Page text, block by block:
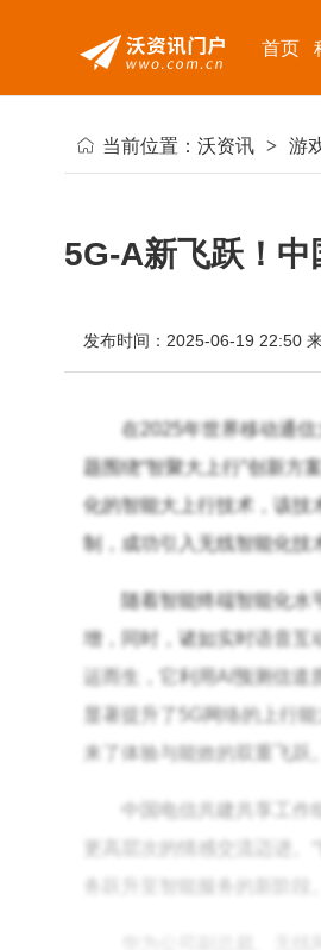
首页
当前位置： 沃资讯 > 游
5G-A新飞跃！
发布时间：2025-06-19 22:50
在2025年世界移动通
题围绕“智聚大上行”创新
化的智能大上行技术，该技
制，成功引入无线智能化技
随着智能终端智能化
增，同时，诸如实时语音
运而生，它利用AI预测信
显著提升了5G网络的上行
来了体验与能效的双重飞跃。
中国电信共建共享工
更高层次的情感交流迈进